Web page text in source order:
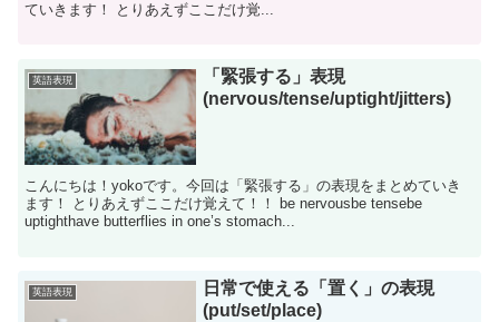
ていきます！ とりあえずここだけ覚...
英語表現
「緊張する」表現
(nervous/tense/uptight/jitters)
こんにちは！yokoです。今回は「緊張する」の表現をまとめていき
ます！ とりあえずここだけ覚えて！！ be nervousbe tensebe
uptighthave butterflies in one’s stomach...
英語表現
日常で使える「置く」の表現
(put/set/place)